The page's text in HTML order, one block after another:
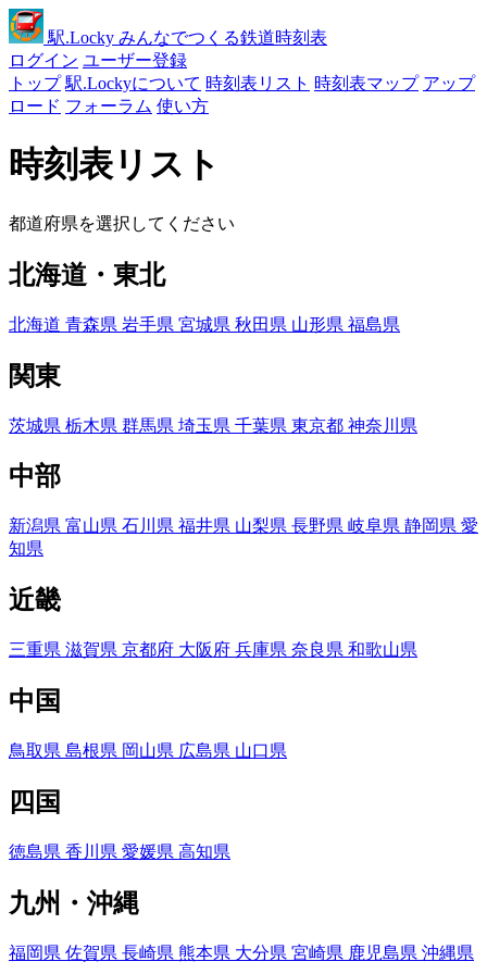
駅.Locky みんなでつくる鉄道時刻表
ログイン ユーザー登録
トップ 駅.Lockyについて 時刻表リスト 時刻表マップ アップ
ロード フォーラム 使い方
時刻表リスト
都道府県を選択してください
北海道・東北
北海道 青森県 岩手県 宮城県 秋田県 山形県 福島県
関東
茨城県 栃木県 群馬県 埼玉県 千葉県 東京都 神奈川県
中部
新潟県 富山県 石川県 福井県 山梨県 長野県 岐阜県 静岡県 愛
知県
近畿
三重県 滋賀県 京都府 大阪府 兵庫県 奈良県 和歌山県
中国
鳥取県 島根県 岡山県 広島県 山口県
四国
徳島県 香川県 愛媛県 高知県
九州・沖縄
福岡県 佐賀県 長崎県 熊本県 大分県 宮崎県 鹿児島県 沖縄県